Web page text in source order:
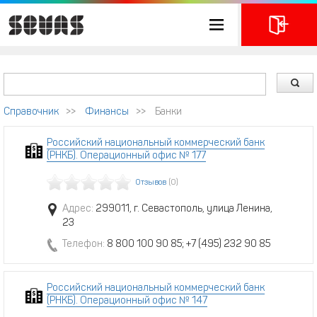
Справочник >> Финансы >> Банки
Российский национальный коммерческий банк
(РНКБ). Операционный офис № 177
Отзывов (0)
Адрес: 299011, г. Севастополь, улица Ленина,
23
Телефон: 8 800 100 90 85; +7 (495) 232 90 85
Российский национальный коммерческий банк
(РНКБ). Операционный офис № 147